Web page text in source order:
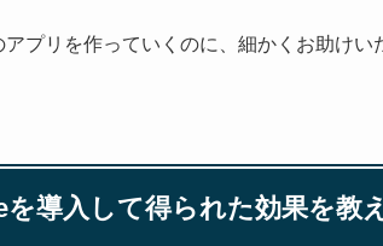
プリを作っていくのに、細かくお助けい
導入して得られた効果を教